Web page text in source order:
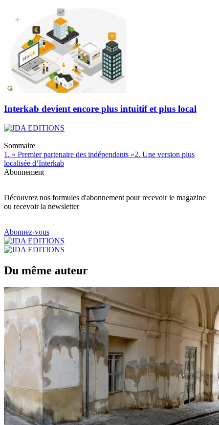
Interkab devient encore plus intuitif et plus local
Sommaire
1. « Premier partenaire des indépendants »2. Une version plus
localisée d’Interkab
Abonnement
Découvrez nos formules d'abonnement pour recevoir le magazine
ou recevoir la newsletter
Abonnez-vous
Du même auteur